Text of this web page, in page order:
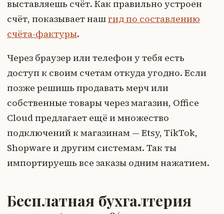
выставляешь счёт. Как правильно устроен
счёт, показывает нашгид по составлению
счёта-фактуры.
Через браузер или телефон у тебя есть
доступ к своим счетам откуда угодно. Если
позже решишь продавать мерч или
собственные товары через магазин, Office
Cloud предлагает ещё и множество
подключений к магазинам — Etsy, TikTok,
Shopware и другим системам. Так ты
импортируешь все заказы одним нажатием.
Бесплатная бухгалтерия